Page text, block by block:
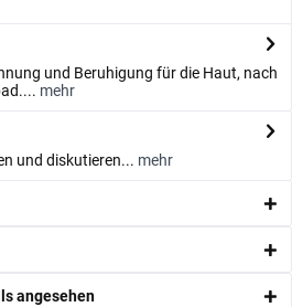
und Beruhigung für die Haut, nach
mehr
und diskutieren... mehr
angesehen